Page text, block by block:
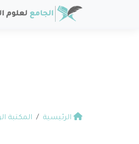
الرئيسية المكتبة